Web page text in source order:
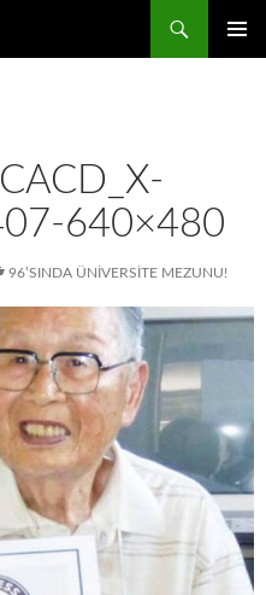
640×480
96’SINDA ÜNIVERSITE MEZUNU!